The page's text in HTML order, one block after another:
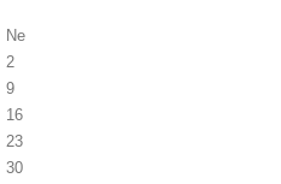
Ne
2
9
16
23
30